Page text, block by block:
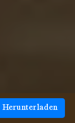
Herunterladen